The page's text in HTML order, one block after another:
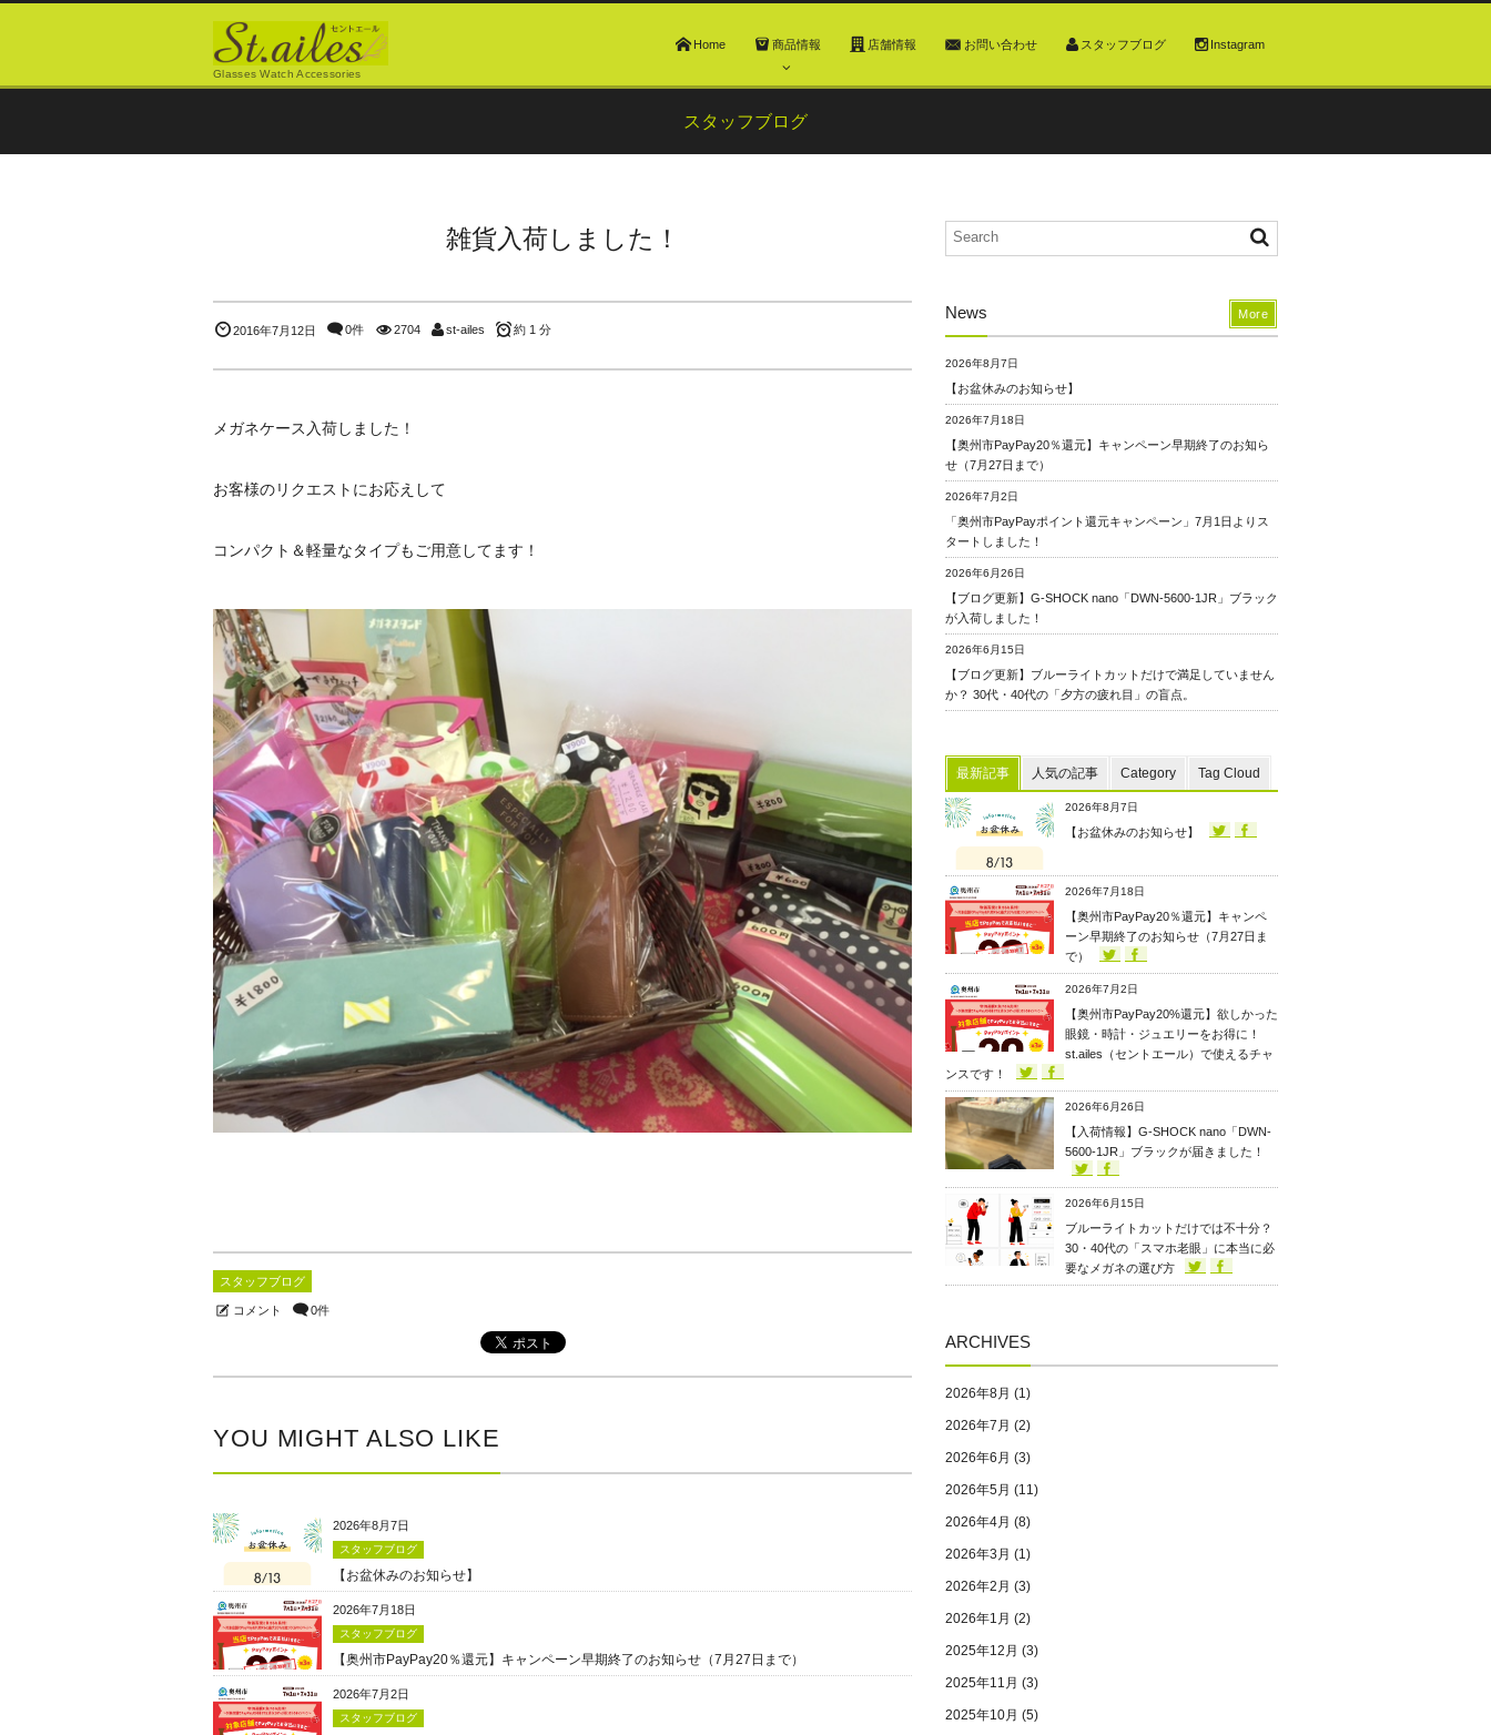
Glasses Watch Accessories
Home 商品情報 店舗情報 お問い合わせ スタッフブログ Instagram
スタッフブログ
雑貨入荷しました！
2016年7月12日 0件 2704 st-ailes 約 1 分
メガネケース入荷しました！
お客様のリクエストにお応えして
コンパクト＆軽量なタイプもご用意してます！
スタッフブログ
コメント 0件
YOU MIGHT ALSO LIKE
2026年8月7日
スタッフブログ
【お盆休みのお知らせ】
2026年7月18日
スタッフブログ
【奥州市PayPay20％還元】キャンペーン早期終了のお知らせ（7月27日まで）
2026年7月2日
スタッフブログ
News
2026年8月7日
【お盆休みのお知らせ】
2026年7月18日
【奥州市PayPay20％還元】キャンペーン早期終了のお知ら
せ（7月27日まで）
2026年7月2日
「奥州市PayPayポイント還元キャンペーン」7月1日よりス
タートしました！
2026年6月26日
【ブログ更新】G-SHOCK nano「DWN-5600-1JR」ブラック
が入荷しました！
2026年6月15日
【ブログ更新】ブルーライトカットだけで満足していません
か？ 30代・40代の「夕方の疲れ目」の盲点。
More
最新記事 人気の記事 Category Tag Cloud
2026年8月7日
【お盆休みのお知らせ】
2026年7月18日
【奥州市PayPay20％還元】キャンペ
ーン早期終了のお知らせ（7月27日ま
で）
2026年7月2日
【奥州市PayPay20%還元】欲しかった
眼鏡・時計・ジュエリーをお得に！
st.ailes（セントエール）で使えるチャ
ンスです！
2026年6月26日
【入荷情報】G-SHOCK nano「DWN-
5600-1JR」ブラックが届きました！
2026年6月15日
ブルーライトカットだけでは不十分？
30・40代の「スマホ老眼」に本当に必
要なメガネの選び方
ARCHIVES
2026年8月 (1)
2026年7月 (2)
2026年6月 (3)
2026年5月 (11)
2026年4月 (8)
2026年3月 (1)
2026年2月 (3)
2026年1月 (2)
2025年12月 (3)
2025年11月 (3)
2025年10月 (5)